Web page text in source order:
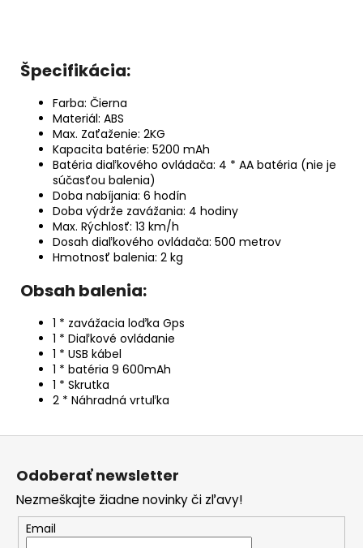
Špecifikácia:
Farba: Čierna
Materiál: ABS
Max. Zaťaženie: 2KG
Kapacita batérie: 5200 mAh
Batéria diaľkového ovládača: 4 * AA batéria (nie je
súčasťou balenia)
Doba nabíjania: 6 hodín
Doba výdrže zavážania: 4 hodiny
Max. Rýchlosť: 13 km/h
Dosah diaľkového ovládača: 500 metrov
Hmotnosť balenia: 2 kg
Obsah balenia:
1 * zavážacia loďka Gps
1 * Diaľkové ovládanie
1 * USB kábel
1 * batéria 9 600mAh
1 * Skrutka
2 * Náhradná vrtuľka
Odoberať newsletter
Nezmeškajte žiadne novinky či zľavy!
Email